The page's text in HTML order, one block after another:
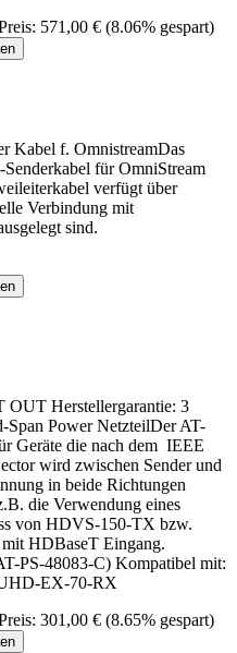
571,00 € (8.06% gespart)
Kabel f. OmnistreamDas
für OmniStream
verfügt über
Verbindung mit
sind.
Herstellergarantie: 3
Span Power NetzteilDer AT-
Geräte die nach dem IEEE
wird zwischen Sender und
in beide Richtungen
die Verwendung eines
von HDVS-150-TX bzw.
HDBaseT Eingang.
PS-48083-C) Kompatibel mit:
EX-70-RX
301,00 € (8.65% gespart)